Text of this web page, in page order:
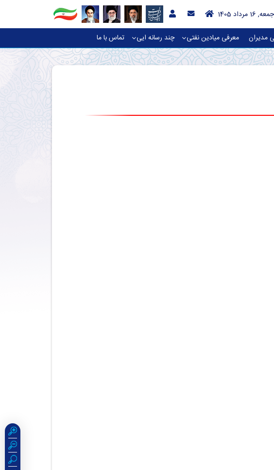
جمعه, 16 مرداد 1405
مديران معرفی میادین نفتی چند رسانه ایی تماس با ما